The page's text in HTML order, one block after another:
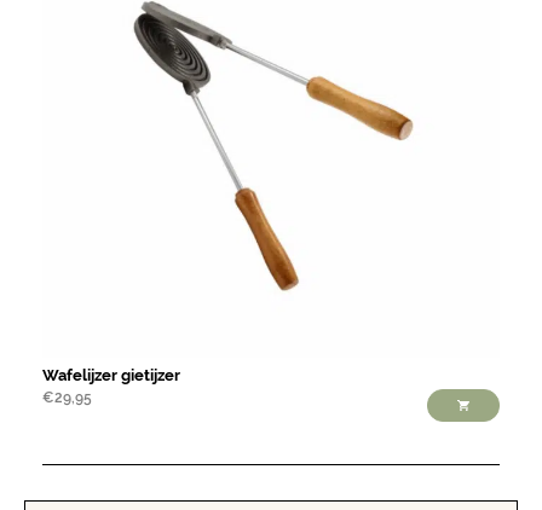
Wafelijzer gietijzer
€29,95